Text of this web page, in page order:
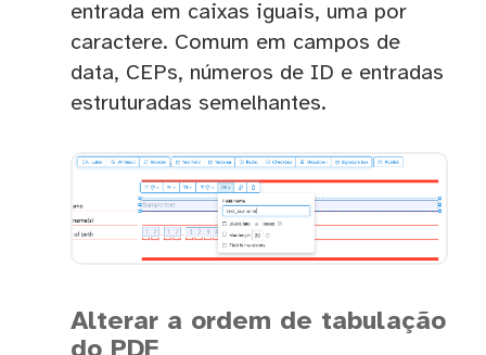
entrada em caixas iguais, uma por
caractere. Comum em campos de
data, CEPs, números de ID e entradas
estruturadas semelhantes.
Alterar a ordem de tabulação